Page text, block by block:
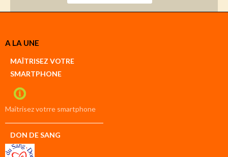
Créer
compte
compte
A LA UNE
MAÎTRISEZ VOTRE
SMARTPHONE
Maîtrisez votrre smartphone
DON DE SANG